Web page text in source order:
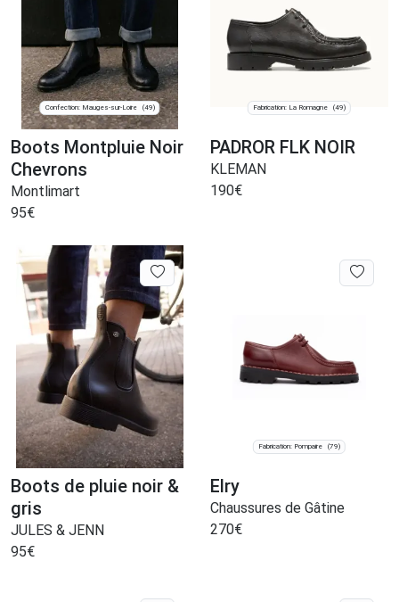
Confection: Mauges-sur-Loire (49)
Boots Montpluie Noir
Chevrons
Montlimart
95€
Fabrication: La Romagne (49)
PADROR FLK NOIR
KLEMAN
190€
Boots de pluie noir &
gris
JULES & JENN
95€
Fabrication: Pompaire (79)
Elry
Chaussures de Gâtine
270€